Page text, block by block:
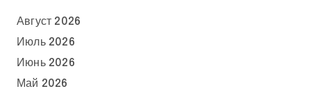
Август 2026
Июль 2026
Июнь 2026
Май 2026